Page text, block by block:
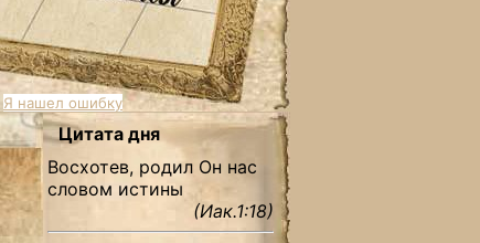
Я нашел ошибку
Цитата дня
Восхотев, родил Он нас
словом истины
(Иак.1:18)